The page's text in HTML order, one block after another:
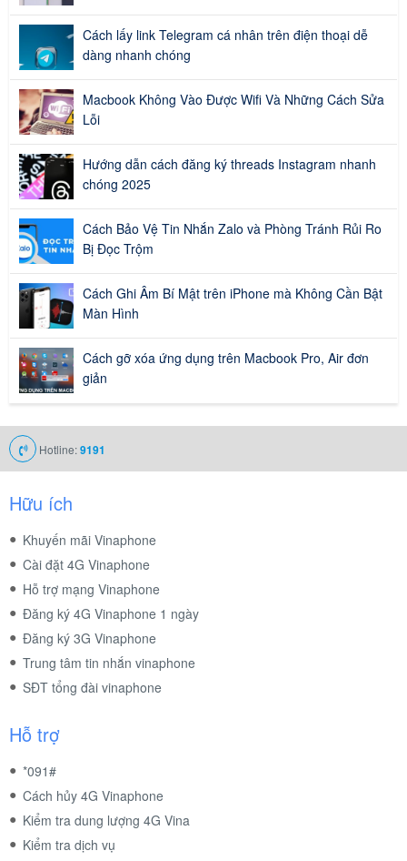
Cách lấy link Telegram cá nhân trên điện thoại dễ
dàng nhanh chóng
Macbook Không Vào Được Wifi Và Những Cách Sửa
Lỗi
Hướng dẫn cách đăng ký threads Instagram nhanh
chóng 2025
Cách Bảo Vệ Tin Nhắn Zalo và Phòng Tránh Rủi Ro
Bị Đọc Trộm
Cách Ghi Âm Bí Mật trên iPhone mà Không Cần Bật
Màn Hình
Cách gỡ xóa ứng dụng trên Macbook Pro, Air đơn
giản
Hotline:9191
Hữu ích
Khuyến mãi Vinaphone
Cài đặt 4G Vinaphone
Hỗ trợ mạng Vinaphone
Đăng ký 4G Vinaphone 1 ngày
Đăng ký 3G Vinaphone
Trung tâm tin nhắn vinaphone
SĐT tổng đài vinaphone
Hỗ trợ
*091#
Cách hủy 4G Vinaphone
Kiểm tra dung lượng 4G Vina
Kiểm tra dịch vụ